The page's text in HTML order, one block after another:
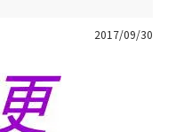
2017/09/30